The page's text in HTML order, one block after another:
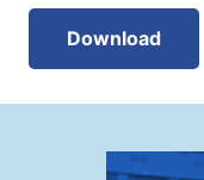
Download